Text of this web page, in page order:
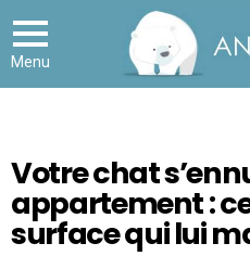
Menu
Votre chat
appartement :
surface qui lui